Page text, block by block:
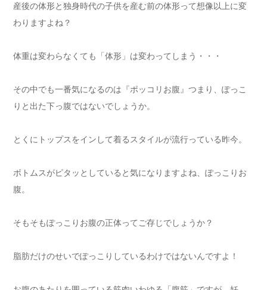
産後の体形と独身時代の子供を産む前の体形って想像以上に変
わりますよね？
体重は変わらなくても「体形」は変わってしまう・・・
その中でも一番気になるのは『ポッコリお腹』つまり、ぽっこ
りと出た下っ腹ではないでしょうか。
とくにトップスをインして着るスタイルが流行っている昨今。
ボトムスがピタッとしていると気になりますよね、ぽっこりお
腹。
そもそもぽっこりお腹の正体ってご存じでしょうか？
脂肪だけのせいでぽっこりしているわけではないんですよ！